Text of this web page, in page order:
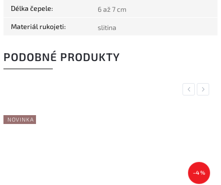
Délka čepele: 6 až 7 cm
Materiál rukojeti: slitina
PODOBNÉ PRODUKTY
Previous
NOVINKA
–4 %
Next